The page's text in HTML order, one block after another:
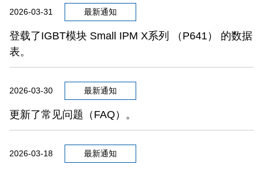
2026-03-31 最新通知
登载了IGBT模块 Small IPM X系列 （P641） 的数据
表。
2026-03-30 最新通知
更新了常见问题（FAQ）。
2026-03-18 最新通知